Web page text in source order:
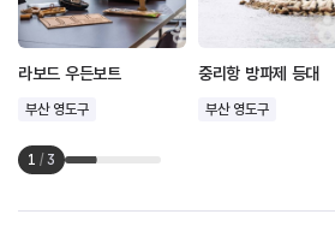
라보드 우든보트
부산 영도구
중리항 방파제 등대
부산 영도구
1 / 3